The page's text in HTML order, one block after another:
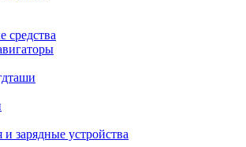
средства
зарядные устройства